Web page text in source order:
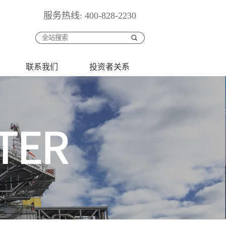
服务热线: 400-828-2230
联系我们 投资者关系